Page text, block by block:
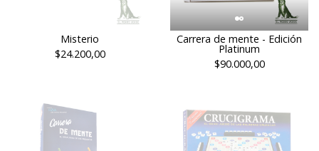
Misterio
$24.200,00
Carrera de mente - Edición
Platinum
$90.000,00